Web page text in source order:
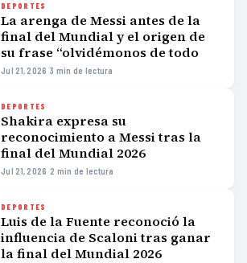
DEPORTES
La arenga de Messi antes de la
final del Mundial y el origen de
su frase “olvidémonos de todo
Jul 21, 2026 ·3 min de lectura
DEPORTES
Shakira expresa su
reconocimiento a Messi tras la
final del Mundial 2026
Jul 21, 2026 ·2 min de lectura
DEPORTES
Luis de la Fuente reconoció la
influencia de Scaloni tras ganar
la final del Mundial 2026